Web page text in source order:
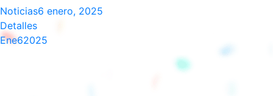
Noticias6 enero, 2025
Detalles
Ene62025